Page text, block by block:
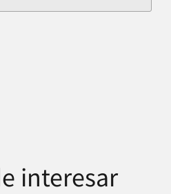
interesar